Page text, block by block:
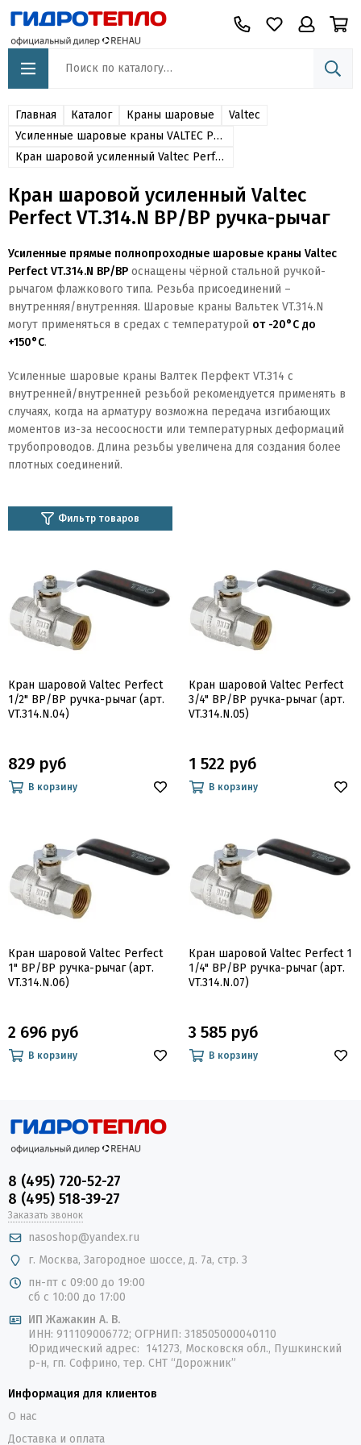
Главная Каталог Краны шаровые
Valtec
Усиленные шаровые краны VALTEC PERFECT
Кран шаровой усиленный Valtec Perfect VT.314.N ВР/ВР ручка-рычаг
Кран шаровой усиленный Valtec
Perfect VT.314.N ВР/ВР ручка-рычаг
Усиленные прямые полнопроходные шаровые краны Valtec
Perfect VT.314.N ВР/ВР оснащены чёрной стальной ручкой-
рычагом флажкового типа. Резьба присоединений –
внутренняя/внутренняя. Шаровые краны Вальтек VT.314.N
могут применяться в средах с температурой от -20°C до
+150°C.
Усиленные шаровые краны Валтек Перфект VT.314 с
внутренней/внутренней резьбой рекомендуется применять в
случаях, когда на арматуру возможна передача изгибающих
моментов из-за несоосности или температурных деформаций
трубопроводов. Длина резьбы увеличена для создания более
плотных соединений.
Фильтр товаров
Кран шаровой Valtec Perfect
1/2" ВР/ВР ручка-рычаг (арт.
VT.314.N.04)
829 руб
В корзину
Кран шаровой Valtec Perfect
3/4" ВР/ВР ручка-рычаг (арт.
VT.314.N.05)
1 522 руб
В корзину
Кран шаровой Valtec Perfect
1" ВР/ВР ручка-рычаг (арт.
VT.314.N.06)
2 696 руб
В корзину
Кран шаровой Valtec Perfect 1
1/4" ВР/ВР ручка-рычаг (арт.
VT.314.N.07)
3 585 руб
В корзину
8 (495) 720-52-27
8 (495) 518-39-27
Заказать звонок
nasoshop@yandex.ru
г. Москва, Загородное шоссе, д. 7а, стр. 3
пн-пт с 09:00 до 19:00
сб с 10:00 до 17:00
ИП Жажакин А. В.
ИНН: 911109006772; ОГРНИП: 318505000040110
Юридический адрес: 141273, Московскя обл., Пушкинский
р-н, гп. Софрино, тер. СНТ “Дорожник”
Информация для клиентов
О нас
Доставка и оплата